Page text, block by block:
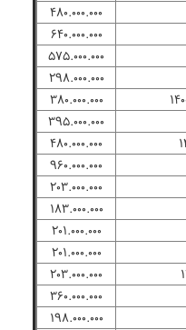
۴۸۰.۰۰۰.۰۰۰
۶۴۰.۰۰۰.۰۰۰
۵۷۵.۰۰۰.۰۰۰
۲۹۸.۰۰۰.۰۰۰
۳۸۰.۰۰۰.۰۰۰
۳۹۵.۰۰۰.۰۰۰
۴۸۰.۰۰۰.۰۰۰
۹۶۰.۰۰۰.۰۰۰
۲۰۳.۰۰۰.۰۰۰
۱۸۳.۰۰۰.۰۰۰
۲۰۱.۰۰۰.۰۰۰
۲۰۱.۰۰۰.۰۰۰
۲۰۳.۰۰۰.۰۰۰
۳۶۰.۰۰۰.۰۰۰
۱۹۸.۰۰۰.۰۰۰